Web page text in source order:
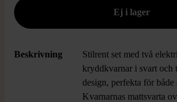
Beskrivning
Stilrent set med två
kryddkvarnar i svart och
design, perfekta för både
Kvarnarnas mattsvarta